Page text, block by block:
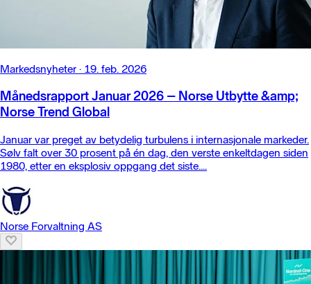
Markedsnyheter · 19. feb. 2026
Månedsrapport Januar 2026 – Norse Utbytte &amp;
Norse Trend Global
Januar var preget av betydelig turbulens i internasjonale markeder.
Sølv falt over 30 prosent på én dag, den verste enkeltdagen siden
1980, etter en eksplosiv oppgang det siste....
Norse Forvaltning AS